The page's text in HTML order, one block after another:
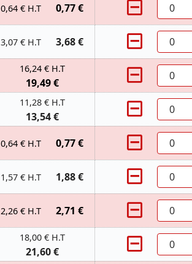
0,64 € H.T 0,77 €
3,07 € H.T 3,68 €
16,24 € H.T
19,49 €
11,28 € H.T
13,54 €
0,64 € H.T 0,77 €
1,57 € H.T 1,88 €
2,26 € H.T 2,71 €
18,00 € H.T
21,60 €